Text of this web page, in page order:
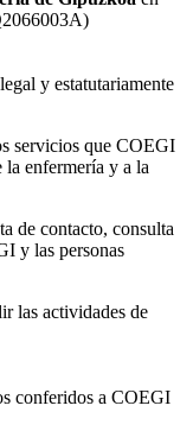
y estatutariamente
servicios que COEGI
la enfermería y a la
de contacto, consulta
y las personas
las actividades de
conferidos a COEGI